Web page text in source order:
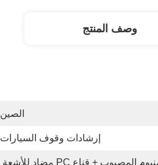
وصف المنتج
الصين
إرشادات وقوف السيارات